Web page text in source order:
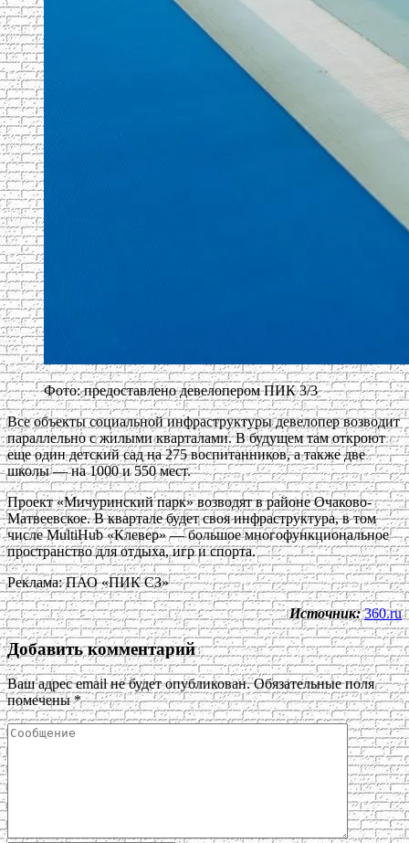
Фото: предоставлено девелопером ПИК 3/3
Все объекты социальной инфраструктуры девелопер возводит
параллельно с жилыми кварталами. В будущем там откроют
еще один детский сад на 275 воспитанников, а также две
школы — на 1000 и 550 мест.
Проект «Мичуринский парк» возводят в районе Очаково-
Матвеевское. В квартале будет своя инфраструктура, в том
числе MultiHub «Клевер» — большое многофункциональное
пространство для отдыха, игр и спорта.
Реклама: ПАО «ПИК СЗ»
Источник: 360.ru
Добавить комментарий
Ваш адрес email не будет опубликован. Обязательные поля
помечены*